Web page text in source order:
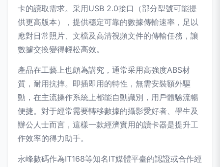
卡的讀取需求。采用USB 2.0接口（部分型號可能提
供更高版本），提供穩定可靠的數據傳輸速率，足以
應對日常照片、文檔及高清視頻文件的傳輸任務，讓
數據交換變得輕松高效。
產品在工藝上也頗為講究，通常采用高強度ABS材
質，耐用抗摔。即插即用的特性，無需安裝額外驅
動，在主流操作系統上都能自動識別，用戶體驗流暢
便捷。對于經常需要轉移數據的攝影愛好者、學生及
辦公人士而言，這樣一款經濟實用的讀卡器是提升工
作效率的得力助手。
永峰數碼作為IT168等知名IT媒體平臺的認證或合作經